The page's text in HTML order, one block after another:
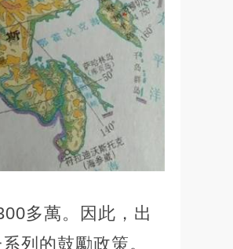
多萬。因此，出
列的鼓勵政策。